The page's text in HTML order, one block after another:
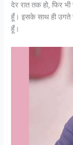
देर रात तक हो, फिर
हूँ। इसके साथ ही उगते
हूँ।